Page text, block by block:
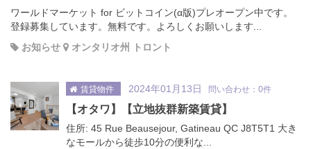
ワールドマーケット for ビットコイン(α版)プレオープン中です。
登録募集しています。無料です。よろしくお願いします...
お知らせ
オンタリオ州 トロント
賃貸物件 2024年01月13日 問い合わせ：0件
【オタワ】【立地抜群新築賃貸】
住所: 45 Rue Beausejour, Gatineau QC J8T5T1 大き
なモールから徒歩10分の便利な...